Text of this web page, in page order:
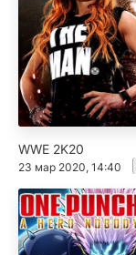
WWE 2K20
23 мар 2020, 14:40